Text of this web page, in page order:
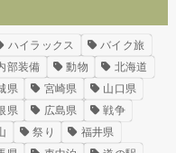
ハイラックス
バイク旅
部装備 動物
北海道
県 宮崎県
山口県
県 広島県
戦争
祭り
福井県